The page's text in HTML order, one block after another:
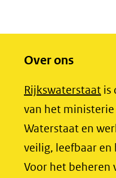
Over ons
Rijkswaterstaat
in
is
van het
Waterstaat en
veilig, leefbaar
Voor het beheren